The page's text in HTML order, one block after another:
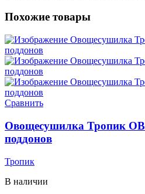
Похожие товары
Сравнить
Овощесушилка Тропик
поддонов
Тропик
В наличии